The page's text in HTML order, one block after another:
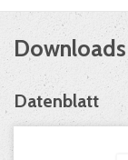
Downloads
Datenblatt